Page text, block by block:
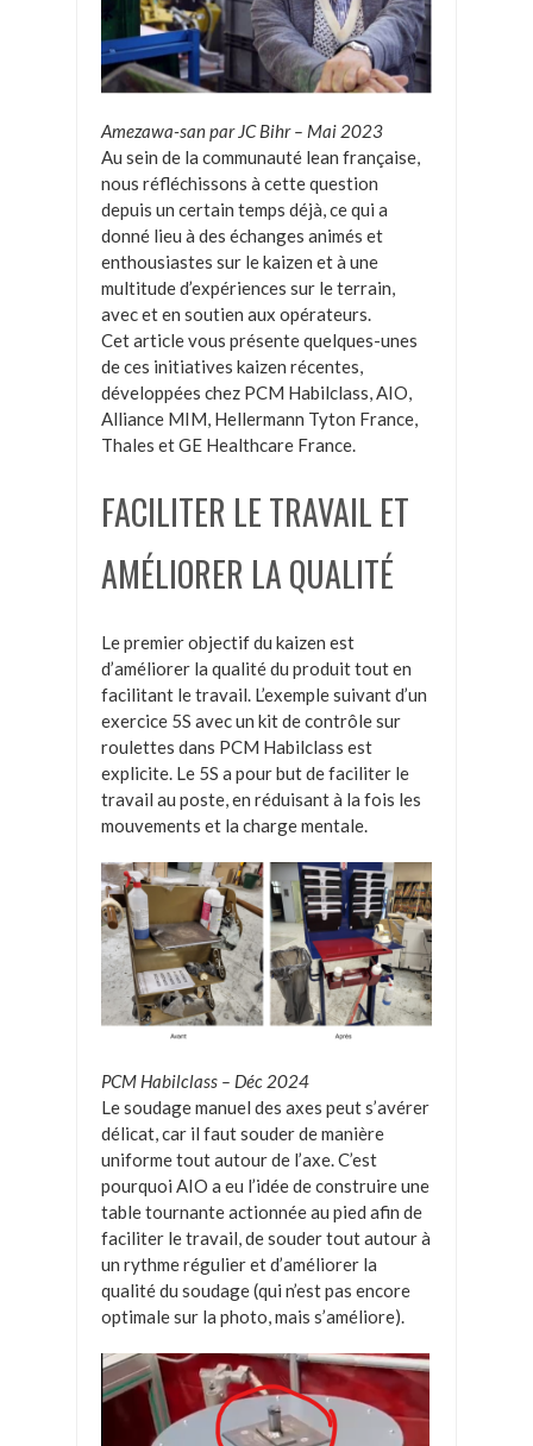
Amezawa-san par JC Bihr – Mai 2023
Au sein de la communauté lean française,
nous réfléchissons à cette question
depuis un certain temps déjà, ce qui a
donné lieu à des échanges animés et
enthousiastes sur le kaizen et à une
multitude d’expériences sur le terrain,
avec et en soutien aux opérateurs.
Cet article vous présente quelques-unes
de ces initiatives kaizen récentes,
développées chez PCM Habilclass, AIO,
Alliance MIM, Hellermann Tyton France,
Thales et GE Healthcare France.
FACILITER LE TRAVAIL ET
AMÉLIORER LA QUALITÉ
Le premier objectif du kaizen est
d’améliorer la qualité du produit tout en
facilitant le travail. L’exemple suivant d’un
exercice 5S avec un kit de contrôle sur
roulettes dans PCM Habilclass est
explicite. Le 5S a pour but de faciliter le
travail au poste, en réduisant à la fois les
mouvements et la charge mentale.
PCM Habilclass – Déc 2024
Le soudage manuel des axes peut s’avérer
délicat, car il faut souder de manière
uniforme tout autour de l’axe. C’est
pourquoi AIO a eu l’idée de construire une
table tournante actionnée au pied afin de
faciliter le travail, de souder tout autour à
un rythme régulier et d’améliorer la
qualité du soudage (qui n’est pas encore
optimale sur la photo, mais s’améliore).